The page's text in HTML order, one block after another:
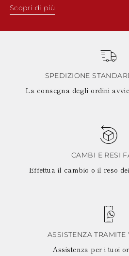
Scopri di più
SPEDIZIONE
La consegna degli ordini
CAMBI E RESI
Effettua il cambio o il reso
ASSISTENZA
Assistenza per i tuoi